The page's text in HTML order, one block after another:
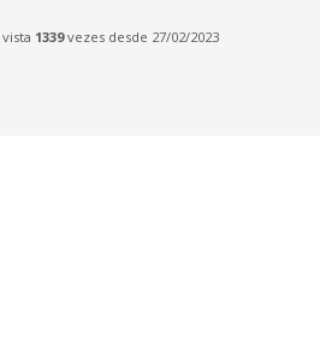
1339vezes desde 27/02/2023